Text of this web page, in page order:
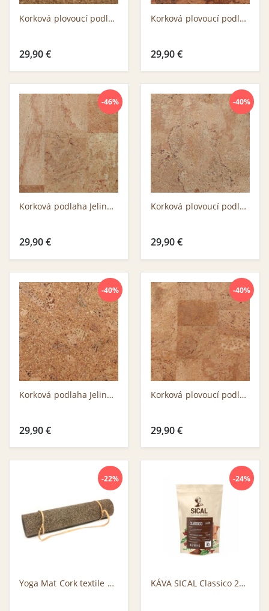
Korková plovoucí podlaha Jelinek CZ 3299 WNN B-selection
29,90€
Korková plovoucí podlaha Jelinek CZ 3333 VML B-selection
29,90€
-46%
Korková podlaha Jelinek CX 3188 ONN B-selection, Oiled
29,90€
-40%
Korková plovoucí podlaha Jelinek CC 3104 ONN B-selection, Oil
29,90€
-40%
Korková podlaha Jelinek GE 3319 VNN B-selection
29,90€
-40%
Korková plovoucí podlaha Jelinek CZ 3189 WNN B-Selection
29,90€
-22%
Yoga Mat Cork textile + EPDM
-24%
KÁVA SICAL Classico 220g